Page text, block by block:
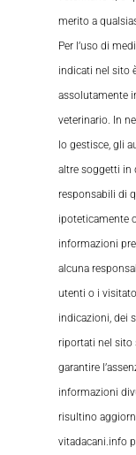
merito a
Per l’uso di
indicati nel sito
assolutamente
veterinario. In
lo gestisce, gli
altre soggetti in
responsabili di
ipoteticamente
informazioni
alcuna
utenti o i
indicazioni, dei
riportati nel sito
garantire
informazioni
risultino
vitadacani.info